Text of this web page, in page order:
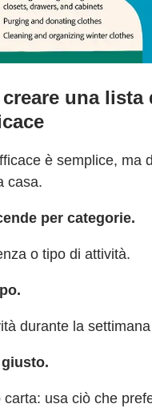
una lista
è semplice, ma
casa.
per categorie.
o tipo di attività.
durante la settimana
carta: usa ciò che